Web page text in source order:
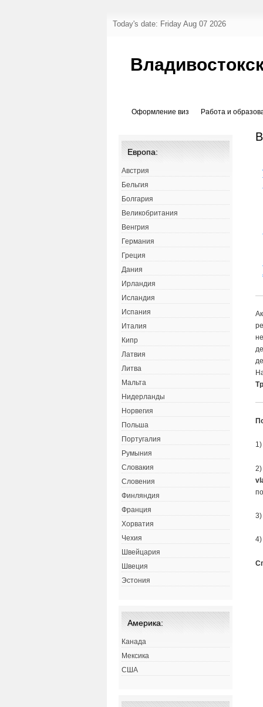
Today's date: Friday Aug 07 2026
Оформление виз Работа и
4)
Европа:
Австрия
Бельгия
Болгария
Великобритания
Венгрия
Германия
Греция
Дания
Ирландия
Исландия
Испания
Италия
Кипр
Латвия
Литва
Мальта
Нидерланды
Норвегия
Польша
Португалия
Румыния
Словакия
Словения
Финляндия
Франция
Хорватия
Чехия
Швейцария
Швеция
Эстония
Америка:
Канада
Мексика
США